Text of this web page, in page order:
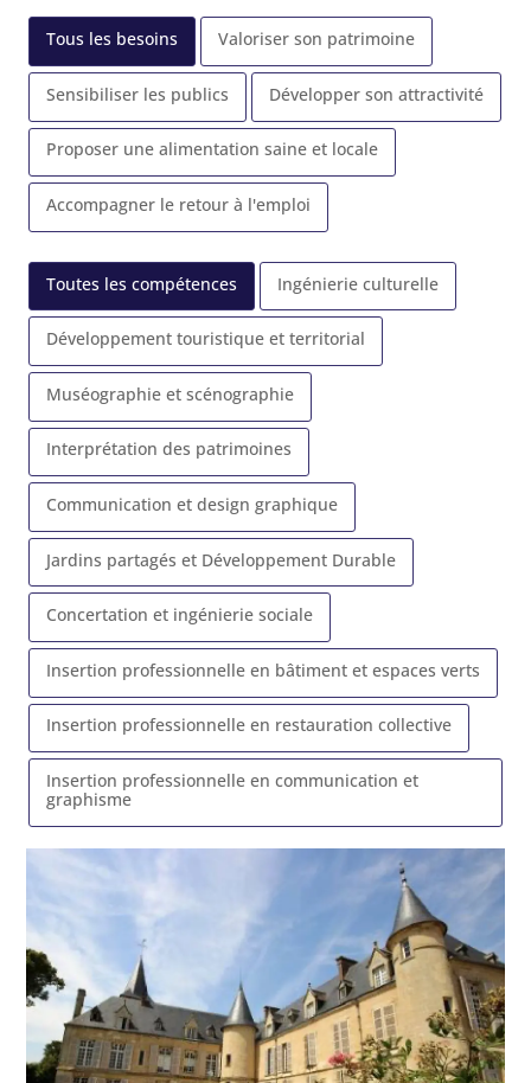
Tous les besoins Valoriser son patrimoine
Sensibiliser les publics Développer son attractivité
Proposer une alimentation saine et locale
Accompagner le retour à l'emploi
Toutes les compétences Ingénierie culturelle
Développement touristique et territorial
Muséographie et scénographie
Interprétation des patrimoines
Communication et design graphique
Jardins partagés et Développement Durable
Concertation et ingénierie sociale
Insertion professionnelle en bâtiment et espaces verts
Insertion professionnelle en restauration collective
Insertion professionnelle en communication et
graphisme